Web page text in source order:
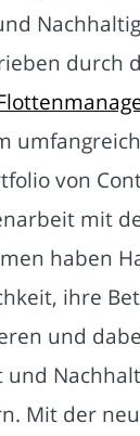
durch
von
mit
haben
ihre
und
und
Mit der